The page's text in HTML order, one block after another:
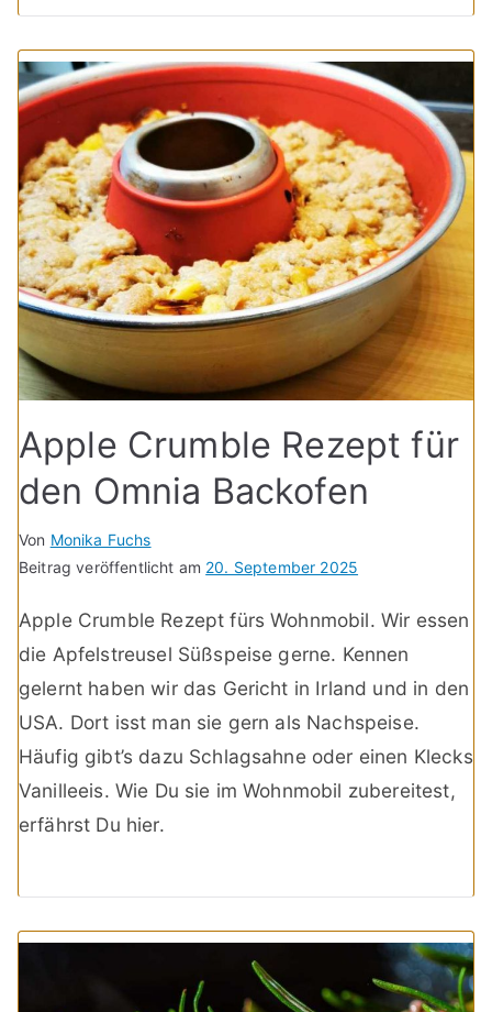
Apple Crumble Rezept für
den Omnia Backofen
Von Monika Fuchs
Beitrag veröffentlicht am 20. September 2025
Apple Crumble Rezept fürs Wohnmobil. Wir essen
die Apfelstreusel Süßspeise gerne. Kennen
gelernt haben wir das Gericht in Irland und in den
USA. Dort isst man sie gern als Nachspeise.
Häufig gibt’s dazu Schlagsahne oder einen Klecks
Vanilleeis. Wie Du sie im Wohnmobil zubereitest,
erfährst Du hier.